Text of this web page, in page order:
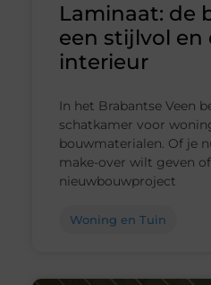
Laminaat: de
een stijlvol en
interieur
In het Brabantse Veen
schatkamer voor
bouwmaterialen. Of je
make-over wilt geven
nieuwbouwproject
Woning en Tuin